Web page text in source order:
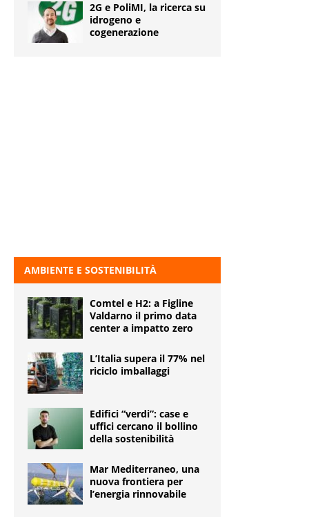
2G e PoliMI, la ricerca su
idrogeno e
cogenerazione
AMBIENTE E SOSTENIBILITÀ
Comtel e H2: a Figline
Valdarno il primo data
center a impatto zero
L’Italia supera il 77% nel
riciclo imballaggi
Edifici “verdi”: case e
uffici cercano il bollino
della sostenibilità
Mar Mediterraneo, una
nuova frontiera per
l’energia rinnovabile